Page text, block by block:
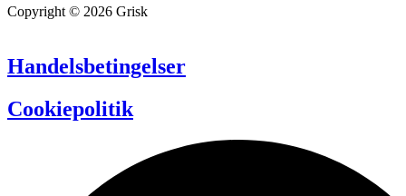
Copyright © 2026 Grisk
Handelsbetingelser
Cookiepolitik